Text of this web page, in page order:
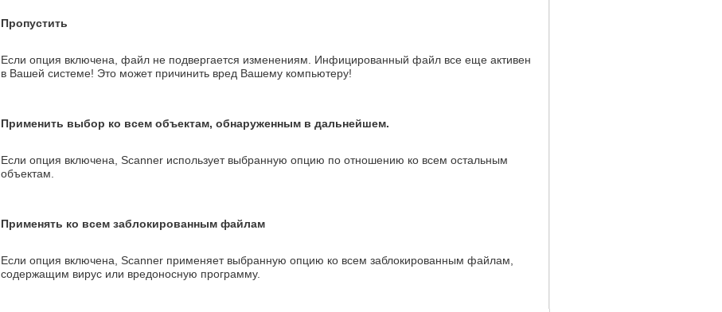
Пропустить
Если опция включена, файл не подвергается изменениям.
Инфицированный файл все еще активен
в Вашей системе! Это может причинить вред Вашему компьютеру!
Применить выбор ко всем объектам, обнаруженным в дальнейшем.
Если опция включена, Scanner использует выбранную опцию по отношению ко всем остальным
объектам.
Применять ко всем заблокированным файлам
Если опция включена, Scanner применяет выбранную опцию ко всем заблокированным файлам,
содержащим вирус или вредоносную программу.